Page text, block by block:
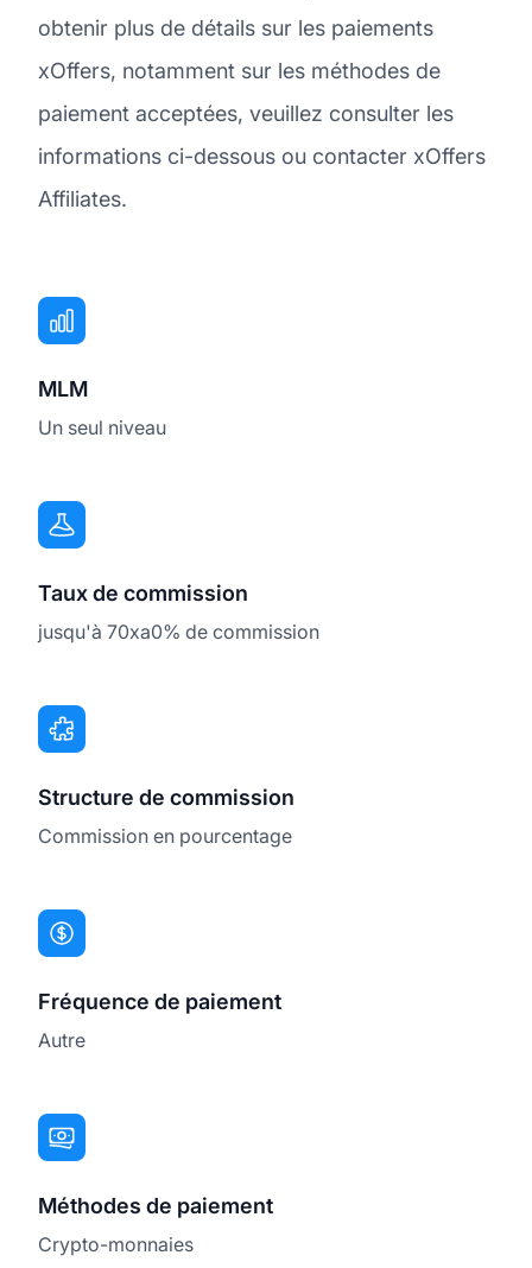
obtenir plus de détails sur les paiements
xOffers, notamment sur les méthodes de
paiement acceptées, veuillez consulter les
informations ci-dessous ou contacter xOffers
Affiliates.
MLM
Un seul niveau
Taux de commission
jusqu'à 70xa0% de commission
Structure de commission
Commission en pourcentage
Fréquence de paiement
Autre
Méthodes de paiement
Crypto-monnaies